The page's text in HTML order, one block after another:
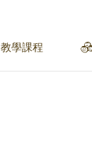
教學課程